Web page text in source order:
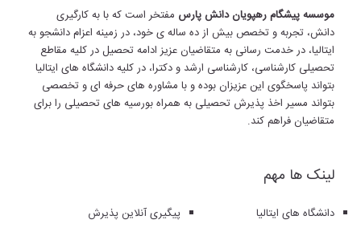
موسسه پیشگام رهپویان دانش پارس مفتخر است که با به کارگیری
دانش، تجربه و تخصص بیش از ده ساله ی خود، در زمینه اعزام دانشجو به
ایتالیا، در خدمت رسانی به متقاضیان عزیز ادامه تحصیل در کلیه مقاطع
تحصیلی کارشناسی، کارشناسی ارشد و دکترا، در کلیه دانشگاه های ایتالیا
بتواند پاسخگوی این عزیزان بوده و با مشاوره های حرفه ای و تخصصی
بتواند مسیر اخذ پذیرش تحصیلی به همراه بورسیه های تحصیلی را برای
متقاضیان فراهم کند.
لینک ها مهم
پیگیری آنلاین پذیرش
دانشگاه های ایتالیا